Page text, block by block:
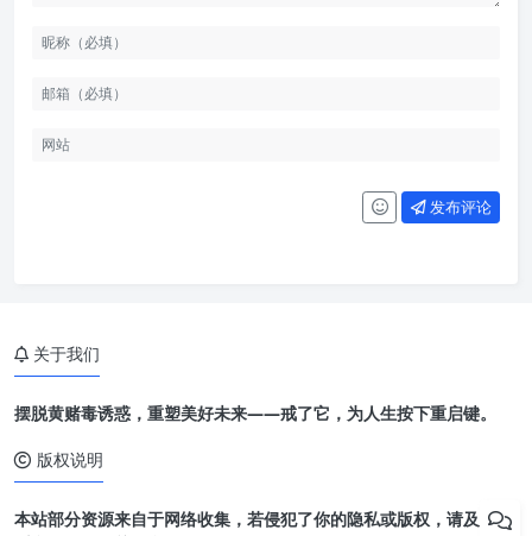
发布评论
关于我们
摆脱黄赌毒诱惑，重塑美好未来——戒了它，为人生按下重启键。
版权说明
本站部分资源来自于网络收集，若侵犯了你的隐私或版权，请及时联